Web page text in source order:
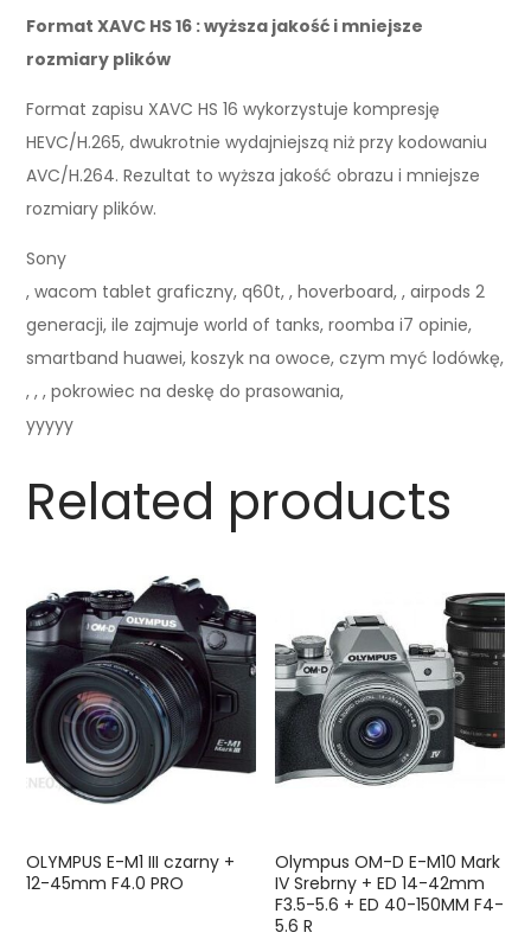
Format XAVC HS 16 : wyższa jakość i mniejsze
rozmiary plików
Format zapisu XAVC HS 16 wykorzystuje kompresję
HEVC/H.265, dwukrotnie wydajniejszą niż przy kodowaniu
AVC/H.264. Rezultat to wyższa jakość obrazu i mniejsze
rozmiary plików.
Sony
, wacom tablet graficzny, q60t, , hoverboard, , airpods 2
generacji, ile zajmuje world of tanks, roomba i7 opinie,
smartband huawei, koszyk na owoce, czym myć lodówkę,
, , , pokrowiec na deskę do prasowania,
yyyyy
Related products
OLYMPUS E-M1 III czarny +
12-45mm F4.0 PRO
Olympus OM-D E-M10 Mark
IV Srebrny + ED 14-42mm
F3.5-5.6 + ED 40-150MM F4-
5.6 R